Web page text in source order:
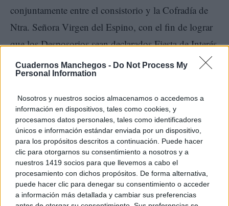
Cuadernos Manchegos - Do Not Process My
Personal Information
Nosotros y nuestros socios almacenamos o accedemos a
información en dispositivos, tales como cookies, y
procesamos datos personales, tales como identificadores
únicos e información estándar enviada por un dispositivo,
para los propósitos descritos a continuación. Puede hacer
clic para otorgarnos su consentimiento a nosotros y a
nuestros 1419 socios para que llevemos a cabo el
procesamiento con dichos propósitos. De forma alternativa,
puede hacer clic para denegar su consentimiento o acceder
a información más detallada y cambiar sus preferencias
conjuntamente entre el consistorio y la Cofradía de
Ntra. Señora Virgen del Espino, con el fin de lograr
que los Desposorios sean declarados Fiesta de Interés
Turístico Regional.